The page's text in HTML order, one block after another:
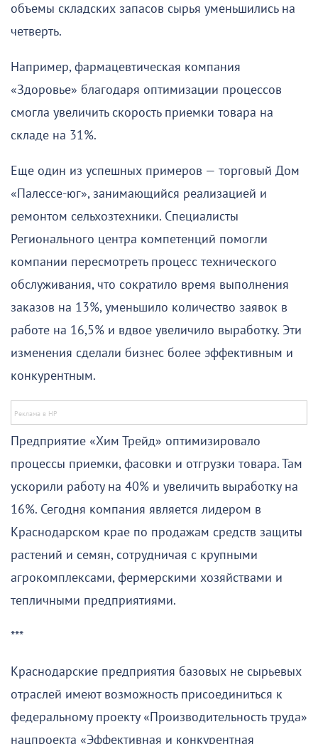
объемы складских запасов сырья уменьшились на
четверть.
Например, фармацевтическая компания
«Здоровье» благодаря оптимизации процессов
смогла увеличить скорость приемки товара на
складе на 31%.
Еще один из успешных примеров — торговый Дом
«Палессе-юг», занимающийся реализацией и
ремонтом сельхозтехники. Специалисты
Регионального центра компетенций помогли
компании пересмотреть процесс технического
обслуживания, что сократило время выполнения
заказов на 13%, уменьшило количество заявок в
работе на 16,5% и вдвое увеличило выработку. Эти
изменения сделали бизнес более эффективным и
конкурентным.
Предприятие «Хим Трейд» оптимизировало
процессы приемки, фасовки и отгрузки товара. Там
ускорили работу на 40% и увеличить выработку на
16%. Сегодня компания является лидером в
Краснодарском крае по продажам средств защиты
растений и семян, сотрудничая с крупными
агрокомплексами, фермерскими хозяйствами и
тепличными предприятиями.
***
Краснодарские предприятия базовых не сырьевых
отраслей имеют возможность присоединиться к
федеральному проекту «Производительность труда»
нацпроекта «Эффективная и конкурентная